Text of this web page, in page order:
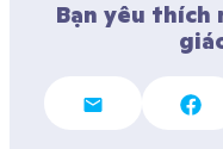
Bạn yêu thích